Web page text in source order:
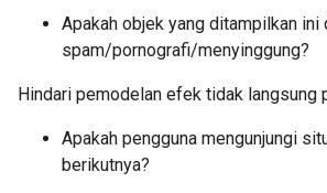
Apakah objek yang ditampilkan
spam/pornografi/menyinggung?
Hindari pemodelan efek tidak langsung
Apakah pengguna mengunjungi
berikutnya?